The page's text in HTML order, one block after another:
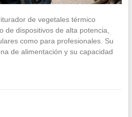
de vegetales térmico
de dispositivos de alta potencia,
como para profesionales. Su
de alimentación y su capacidad